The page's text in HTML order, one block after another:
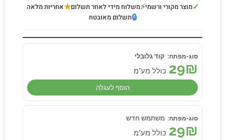
✓מוצר מקורי ורשמי⚡משלוח מידי לאחר תשלום★אחריות מלאה
🔒תשלום מאובטח
קוד גלובלי
29₪ כולל מע"מ
הוסף לעגלה
משתמש חדש
29₪ כולל מע"מ